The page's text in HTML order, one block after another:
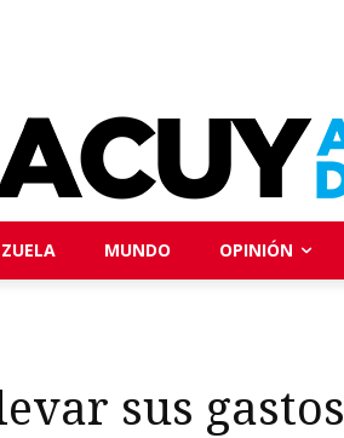
MUNDO OPINIÓN
sus gastos